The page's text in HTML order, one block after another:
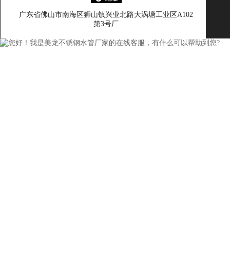
广东省佛山市南海区狮山镇兴业北路大涡塘工业区A102
第3号厂